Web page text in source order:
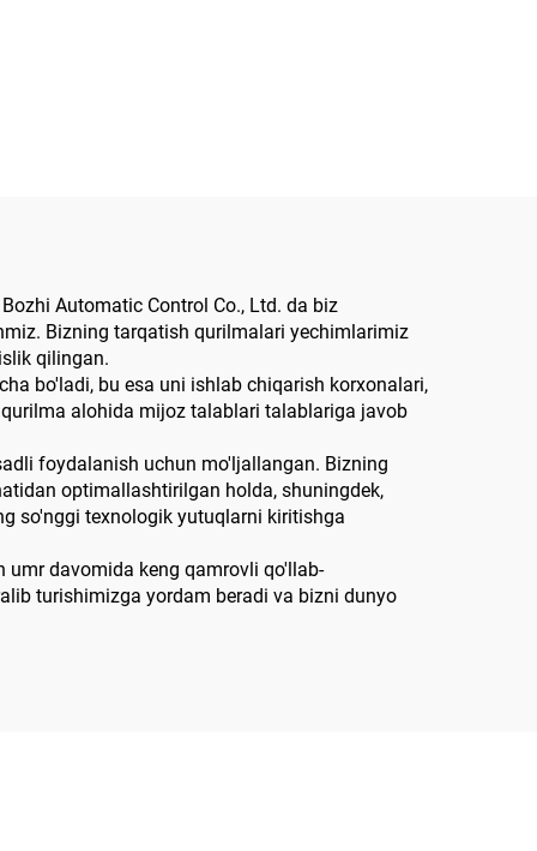
Automatic Control Co., Ltd. da biz
Bizning tarqatish qurilmalari yechimlarimiz
qilingan.
bo'ladi, bu esa uni ishlab chiqarish korxonalari,
alohida mijoz talablari talablariga javob
foydalanish uchun mo'ljallangan. Bizning
optimallashtirilgan holda, shuningdek,
so'nggi texnologik yutuqlarni kiritishga
davomida keng qamrovli qo'llab-
turishimizga yordam beradi va bizni dunyo